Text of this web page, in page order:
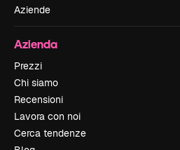
Aziende
Azienda
Prezzi
Chi siamo
Recensioni
Lavora con noi
Cerca tendenze